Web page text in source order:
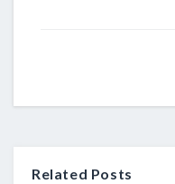
Related Posts